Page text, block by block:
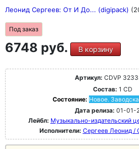
Леонид Сергеев: От И До... (digipack)
Под заказ
6748 руб. В корзину
Артикул: CDVP
Состав: 1 CD
Состояние: Новое.
Дата релиза: 01-01-
Лейбл: Музыкально-издательский
Исполнители: Сергеев Леонид /